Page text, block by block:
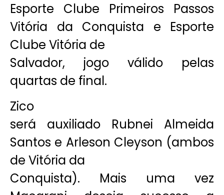
Esporte Clube Primeiros Passos
Vitória da Conquista e Esporte
Clube Vitória de
Salvador, jogo válido pelas
quartas de final.
Zico
será auxiliado Rubnei Almeida
Santos e Arleson Cleyson (ambos
de Vitória da
Conquista). Mais uma vez